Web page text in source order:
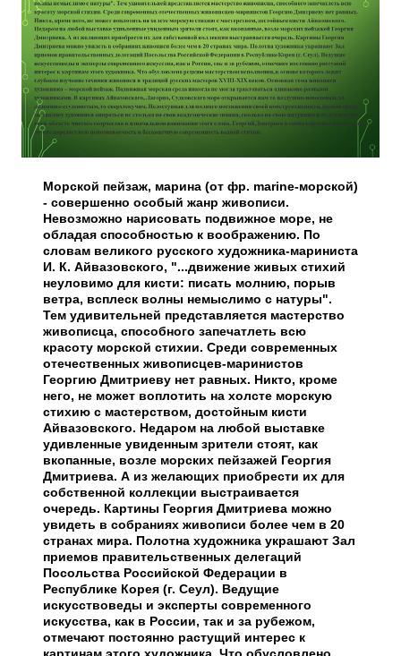
Морской пейзаж, марина (от фр. marine-морской)
- совершенно особый жанр живописи.
Невозможно нарисовать подвижное море, не
обладая способностью к воображению. По
словам великого русского художника-мариниста
И. К. Айвазовского, "...движение живых стихий
неуловимо для кисти: писать молнию, порыв
ветра, всплеск волны немыслимо с натуры".
Тем удивительней представляется мастерство
живописца, способного запечатлеть всю
красоту морской стихии. Среди современных
отечественных живописцев-маринистов
Георгию Дмитриеву нет равных. Никто, кроме
него, не может воплотить на холсте морскую
стихию с мастерством, достойным кисти
Айвазовского. Недаром на любой выставке
удивленные увиденным зрители стоят, как
вкопанные, возле морских пейзажей Георгия
Дмитриева. А из желающих приобрести их для
собственной коллекции выстраивается
очередь. Картины Георгия Дмитриева можно
увидеть в собраниях живописи более чем в 20
странах мира. Полотна художника украшают Зал
приемов правительственных делегаций
Посольства Российской Федерации в
Республике Корея (г. Сеул). Ведущие
искусствоведы и эксперты современного
искусства, как в России, так и за рубежом,
отмечают постоянно растущий интерес к